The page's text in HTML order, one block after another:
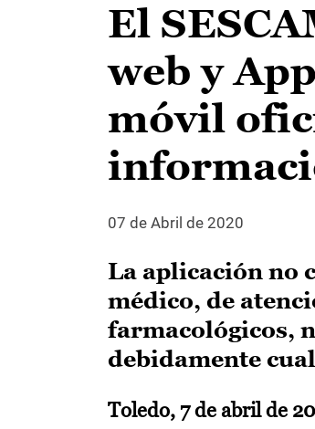
El
web y
móvil
07 de Abril de 2020
La aplicación no
médico, de
farmacológicos,
debidamente
Toledo, 7 de abril de